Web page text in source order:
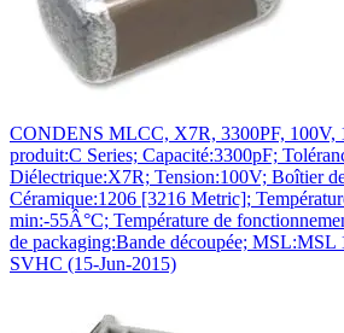
CONDENS MLCC, X7R, 3300PF, 100V,
produit:C Series; Capacité:3300pF;
Diélectrique:X7R; Tension:100V; Boîtier
Céramique:1206 [3216 Metric];
min:-55Â°C; Température de
de packaging:Bande découpée;
SVHC (15-Jun-2015)